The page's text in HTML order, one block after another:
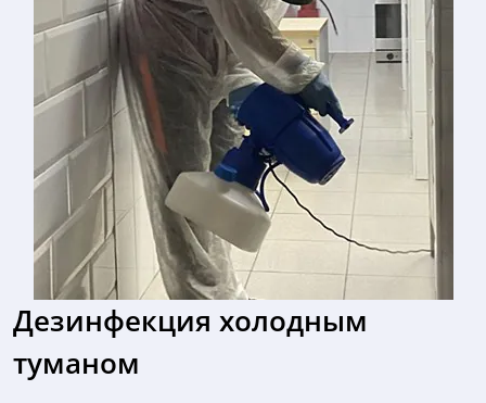
Дезинфекция холодным
туманом